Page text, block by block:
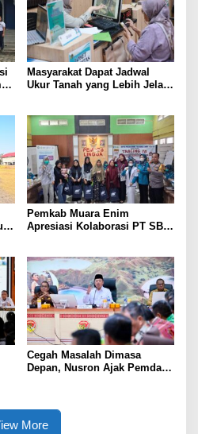
Masyarakat Dapat Jadwal
Ukur Tanah yang Lebih Jelas
Pemkab Muara Enim
Apresiasi Kolaborasi PT SBS
Cegah Masalah Dimasa
Depan, Nusron Ajak Pemda
More